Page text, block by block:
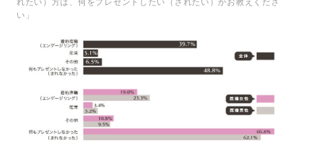
れたい）方は、何をプレゼントしたい（されたい）かお教えくださ
い」